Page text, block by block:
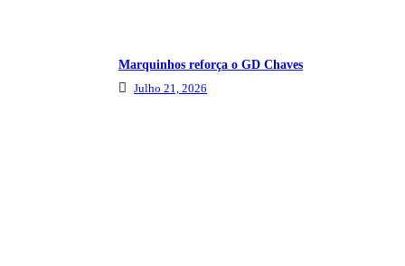
Marquinhos reforça o GD Chaves
Julho 21, 2026